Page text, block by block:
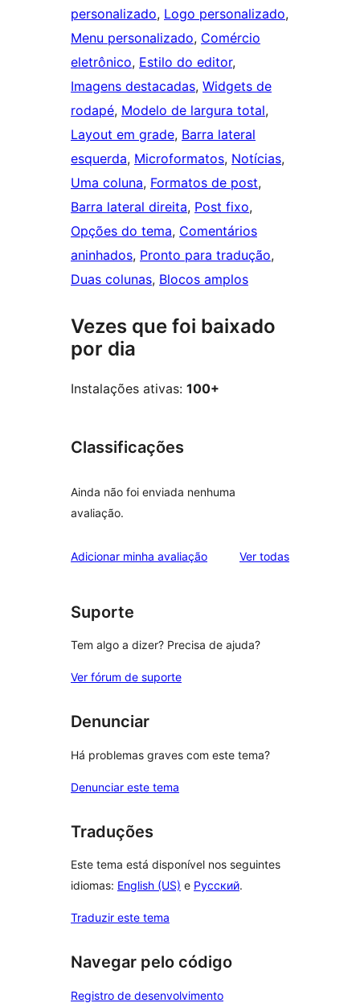
personalizado, Logo personalizado
Menu personalizado, Comércio
eletrônico, Estilo do editor
Imagens destacadas, Widgets de
rodapé, Modelo de largura total
Layout em grade, Barra lateral
esquerda, Microformatos, Notícias
Uma coluna, Formatos de post
Barra lateral direita, Post fixo
Opções do tema, Comentários
aninhados, Pronto para tradução
Duas colunas, Blocos amplos
Vezes que foi baixado
por dia
Instalações ativas: 100+
Classificações
Ainda não foi enviada nenhuma
avaliação.
Adicionar minha avaliação Ver todasavaliações
Suporte
Tem algo a dizer? Precisa de ajuda?
Ver fórum de suporte
Denunciar
Há problemas graves com este tema?
Denunciar este tema
Traduções
Este tema está disponível nos seguintes
idiomas: English (US) e Русский.
Traduzir este tema
Navegar pelo código
Registro de desenvolvimento